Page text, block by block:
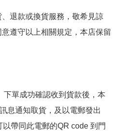
退款或換貨服務，敬希見諒
遵守以上相關規定，本店保留
下單成功確認收到貨款後，本
息通知取貨，及以電郵發出
以帶同此電郵的QR code 到門